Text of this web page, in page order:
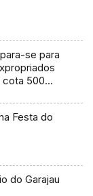
se para
cota 500
Festa do
do Garajau